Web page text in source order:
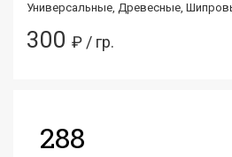
Универсальные, Древесные,
300 ₽ / гр.
288